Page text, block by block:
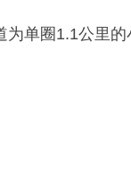
单圈1.1公里的